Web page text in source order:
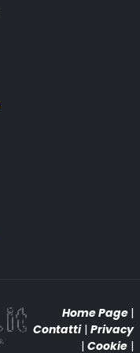
Home Page |
Contatti| Privacy
| Cookie |